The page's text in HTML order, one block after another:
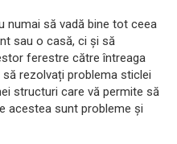
numai să vadă bine tot ceea
sau o casă, ci și să
ferestre către întreaga
rezolvați problema sticlei
structuri care vă permite să
acestea sunt probleme și